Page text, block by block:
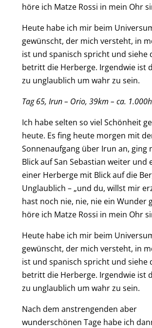
höre ich Matze Rossi in mein Ohr
Heute habe ich mir beim
gewünscht, der mich versteht, in
ist und spanisch spricht und siehe
betritt die Herberge. Irgendwie ist
zu unglaublich um wahr zu sein.
Tag65, Irun – Orio, 39km – ca. 1.000
Ich habe selten so viel Schönheit
heute. Es fing heute morgen mit
Sonnenaufgang über Irun an, ging
Blick auf San Sebastian weiter und
einer Herberge mit Blick auf die
Unglaublich – „und du, willst mir
hast noch nie, nie, nie ein Wunder
höre ich Matze Rossi in mein Ohr
Heute habe ich mir beim
gewünscht, der mich versteht, in
ist und spanisch spricht und siehe
betritt die Herberge. Irgendwie ist
zu unglaublich um wahr zu sein.
Nach dem anstrengenden aber
wunderschönen Tage habe ich